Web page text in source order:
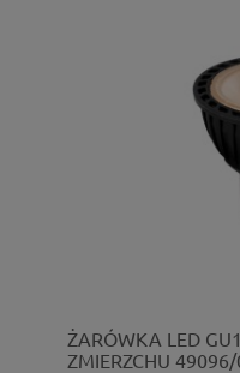
ŻARÓWKA LED
ZMIERZCHU